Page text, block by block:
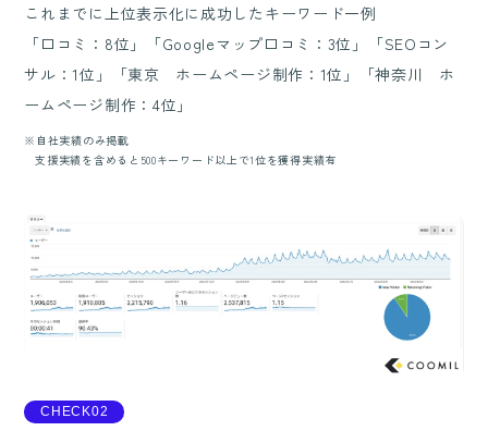
これまでに上位表示化に成功したキーワード一例
「口コミ：8位」「Googleマップ口コミ：3位」「SEOコン
サル：1位」「東京 ホームページ制作：1位」「神奈川 ホ
ームページ制作：4位」
※自社実績のみ掲載
支援実績を含めると500キーワード以上で1位を獲得実績有
CHECK02